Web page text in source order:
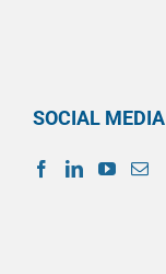
SOCIAL MEDIA